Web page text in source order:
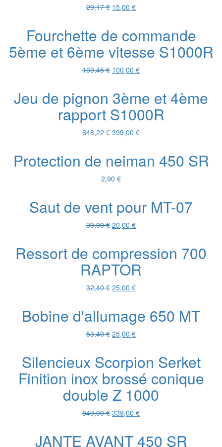
29,17€ Le
était :
29,17 €.
15,00 €Le
est :
15,00 €.
Fourchette de commande
5ème et 6ème vitesse S1000R
169,45€ Le
était :
169,45 €.
100,00 €Le
est :
100,00 €.
Jeu de pignon 3ème et 4ème
rapport S1000R
648,22€ Le
était :
399,00 €Le
est :
Protection de neiman 450 SR
2,90 €
Saut de vent pour MT-07
30,00€ Le
était :
30,00 €.
20,00 €Le
est :
20,00 €.
Ressort de compression 700
RAPTOR
32,40€ Le
était :
32,40 €.
25,00 €Le
est :
25,00 €.
Bobine d'allumage 650 MT
53,40€ Le
était :
53,40 €.
25,00 €Le
est :
25,00 €.
Silencieux Scorpion Serket
Finition inox brossé conique
double Z 1000
849,00€ Le
était :
339,00 €Le
est :
JANTE AVANT 450 SR